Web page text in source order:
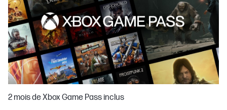
2 mois de Xbox Game Pass inclus